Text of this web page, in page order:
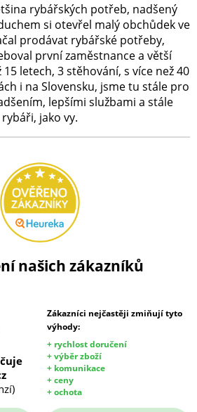
rybářských potřeb, nadšený
si otevřel malý obchůdek ve
prodávat rybářské potřeby,
první zaměstnance a větší
letech, 3 stěhování, s více než 40
i na Slovensku, jsme tu stále pro
lepšími službami a stále
rybáři, jako vy.
našich zákazníků
Zákazníci nejčastěji zmiňují tyto
výhody:
+ rychlost doručení
+ výběr zboží
+ komunikace
+ ceny
+ ochota